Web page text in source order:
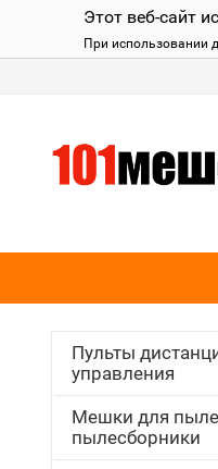
Этот веб-сайт
При использовании
Пульты
управления
Мешки для
пылесборники